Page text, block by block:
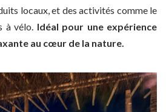
locaux, et des activités comme le
à vélo. Idéal pour une expérience
au cœur de la nature.